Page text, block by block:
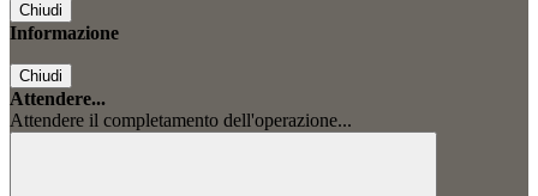
Chiudi
Informazione
Chiudi
Attendere...
Attendere il completamento dell'operazione...